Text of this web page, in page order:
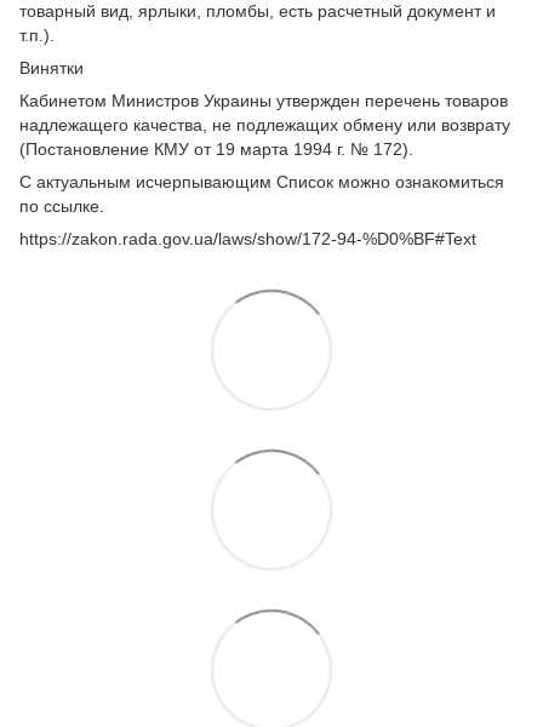
товарный вид, ярлыки, пломбы, есть расчетный документ и
т.п.).
Винятки
Кабинетом Министров Украины утвержден перечень товаров
надлежащего качества, не подлежащих обмену или возврату
(Постановление КМУ от 19 марта 1994 г. № 172).
С актуальным исчерпывающим Список можно ознакомиться
по ссылке.
https://zakon.rada.gov.ua/laws/show/172-94-%D0%BF#Text